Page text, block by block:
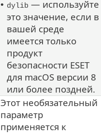
• dylib — используйте
это значение, если в
вашей среде
имеется только
продукт
безопасности ESET
для macOS версии 8
или более поздней.
Этот необязательный
параметр
применяется к